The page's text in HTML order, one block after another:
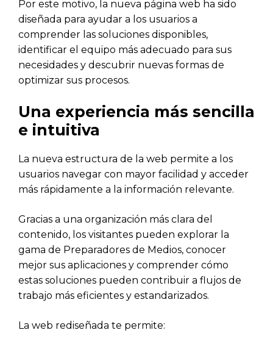
Por este motivo, la nueva página web ha sido
diseñada para ayudar a los usuarios a
comprender las soluciones disponibles,
identificar el equipo más adecuado para sus
necesidades y descubrir nuevas formas de
optimizar sus procesos.
Una experiencia más sencilla
e intuitiva
La nueva estructura de la web permite a los
usuarios navegar con mayor facilidad y acceder
más rápidamente a la información relevante.
Gracias a una organización más clara del
contenido, los visitantes pueden explorar la
gama de Preparadores de Medios, conocer
mejor sus aplicaciones y comprender cómo
estas soluciones pueden contribuir a flujos de
trabajo más eficientes y estandarizados.
La web rediseñada te permite: